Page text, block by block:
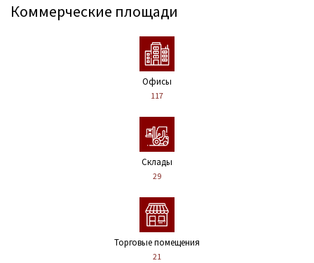
Коммерческие площади
Офисы
117
Склады
29
Торговые помещения
21